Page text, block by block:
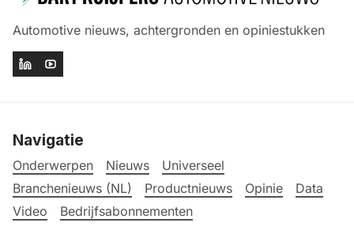
Automotive nieuws, achtergronden en opiniestukken
Navigatie
Onderwerpen Nieuws
Universeel
Branchenieuws (NL)
Productnieuws Opinie
Data
Video
Bedrijfsabonnementen